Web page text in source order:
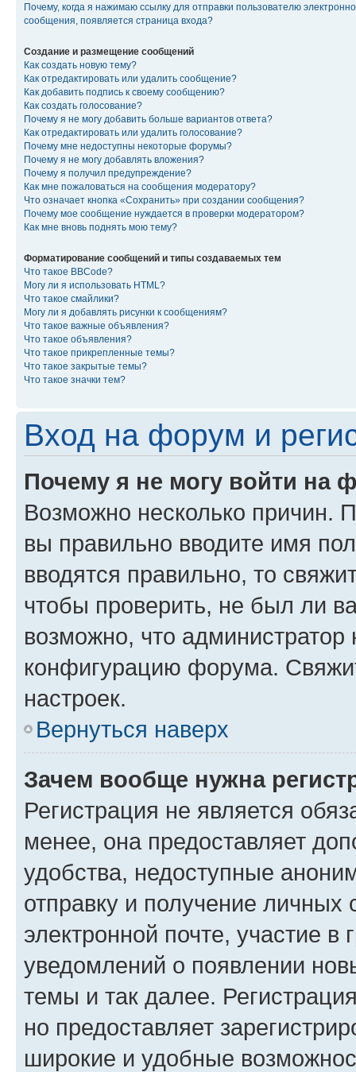
Почему, когда я нажимаю ссылку для отправки пользователю
сообщения, появляется страница входа?
Создание и размещение сообщений
Как создать новую тему?
Как отредактировать или удалить сообщение?
Как добавить подпись к своему сообщению?
Как создать голосование?
Почему я не могу добавить больше вариантов ответа?
Как отредактировать или удалить голосование?
Почему мне недоступны некоторые форумы?
Почему я не могу добавлять вложения?
Почему я получил предупреждение?
Как мне пожаловаться на сообщения модератору?
Что означает кнопка «Сохранить» при создании сообщения?
Почему мое сообщение нуждается в проверки модератором?
Как мне вновь поднять мою тему?
Форматирование сообщений и типы создаваемых тем
Что такое BBCode?
Могу ли я использовать HTML?
Что такое смайлики?
Могу ли я добавлять рисунки к сообщениям?
Что такое важные объявления?
Что такое объявления?
Что такое прикрепленные темы?
Что такое закрытые темы?
Что такое значки тем?
Вход на форум и
Почему я не могу войти на
Возможно несколько причин.
вы правильно вводите имя
вводятся правильно, то
чтобы проверить, не был ли
возможно, что администратор
конфигурацию форума.
настроек.
Вернуться наверх
Зачем вообще нужна
Регистрация не является
менее, она предоставляет
удобства, недоступные
отправку и получение
электронной почте, участие в
уведомлений о появлении
темы и так далее.
но предоставляет
широкие и удобные